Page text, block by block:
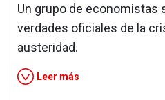
Un grupo de economistas
verdades oficiales de la
austeridad.
Leer más